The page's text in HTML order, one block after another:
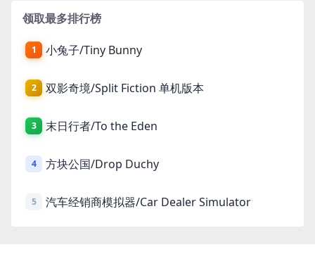
领取最多排行榜
1 小兔子/Tiny Bunny
2 双影奇境/Split Fiction 单机版本
3 末日行者/To the Eden
4 方块公国/Drop Duchy
5 汽车经销商模拟器/Car Dealer Simulator